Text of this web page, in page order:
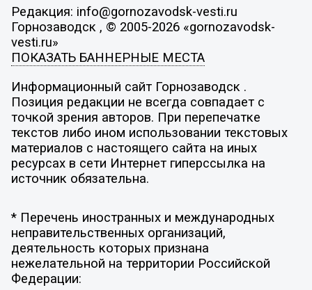
Редакция: info@gornozavodsk-vesti.ru
Горнозаводск , © 2005-2026 «gornozavodsk-
vesti.ru»
ПОКАЗАТЬ БАННЕРНЫЕ МЕСТА
Информационный сайт Горнозаводск .
Позиция редакции не всегда совпадает с
точкой зрения авторов. При перепечатке
текстов либо ином использовании текстовых
материалов с настоящего сайта на иных
ресурсах в сети Интернет гиперссылка на
источник обязательна.
* Перечень иностранных и международных
неправительственных организаций,
деятельность которых признана
нежелательной на территории Российской
Федерации: